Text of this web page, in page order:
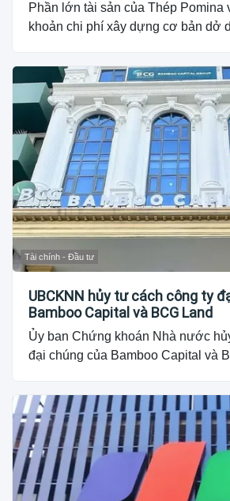
Phần lớn tài sản của Thép Pomina
khoản chi phí xây dựng cơ bản dở
Tài chính - Đầu tư
UBCKNN hủy tư cách công ty
Bamboo Capital và BCG Land
Ủy ban Chứng khoán Nhà nước
đại chúng của Bamboo Capital và